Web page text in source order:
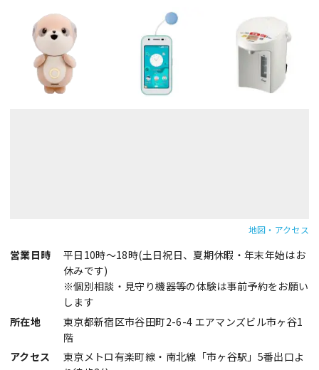
地図・アクセス
営業日時
平日10時～18時(土日祝日、夏期休暇・年末年始はお
休みです)
※個別相談・見守り機器等の体験は事前予約をお願い
します
所在地
東京都新宿区市谷田町2-6-4 エアマンズビル市ヶ谷1
階
アクセス
東京メトロ有楽町線・南北線「市ヶ谷駅」5番出口よ